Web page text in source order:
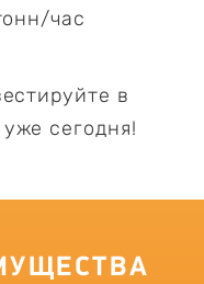
час
в
сегодня!